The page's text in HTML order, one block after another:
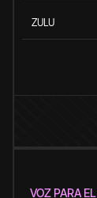
ZULU
VOZ PARA